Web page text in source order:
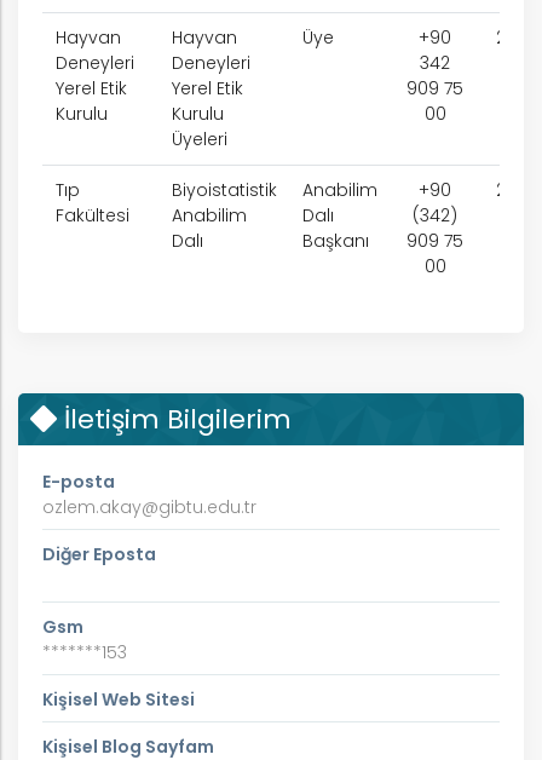
Hayvan
Deneyleri
Yerel Etik
Kurulu
Hayvan
Deneyleri
Yerel Etik
Kurulu
Üyeleri
Üye
+90
342
909 75
00
2333
Tıp
Fakültesi
Biyoistatistik
Anabilim
Dalı
Anabilim
Dalı
Başkanı
+90
(342)
909 75
00
2333
İletişim Bilgilerim
E-posta
ozlem.akay@gibtu.edu.tr
Diğer Eposta
Gsm
*******153
Kişisel Web Sitesi
Kişisel Blog Sayfam